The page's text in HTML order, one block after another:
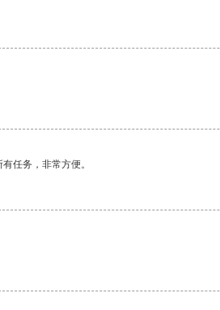
任务，非常方便。